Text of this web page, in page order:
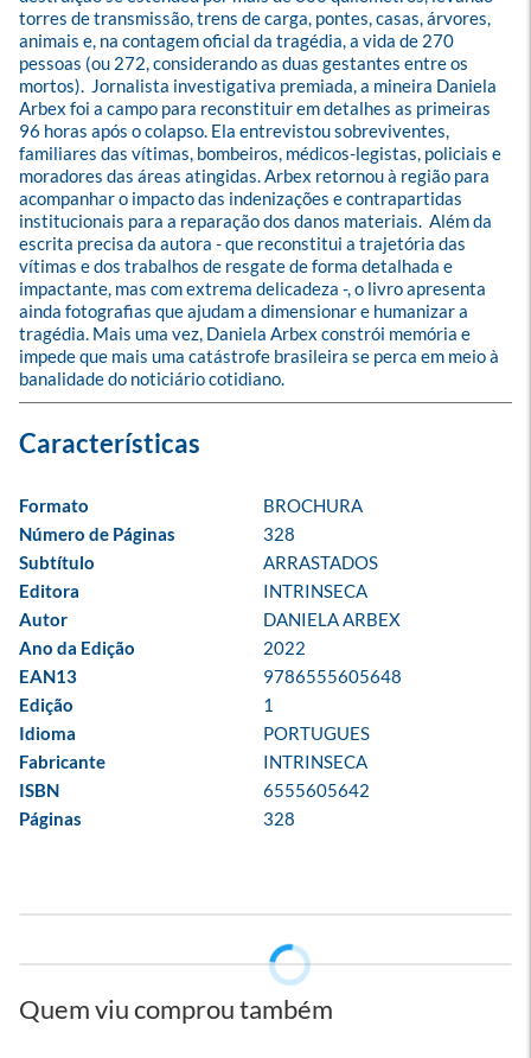
torres de transmissão, trens de carga, pontes, casas, árvores,
animais e, na contagem oficial da tragédia, a vida de 270
pessoas (ou 272, considerando as duas gestantes entre os
mortos).  Jornalista investigativa premiada, a mineira Daniela
Arbex foi a campo para reconstituir em detalhes as primeiras
96 horas após o colapso. Ela entrevistou sobreviventes,
familiares das vítimas, bombeiros, médicos-legistas, policiais e
moradores das áreas atingidas. Arbex retornou à região para
acompanhar o impacto das indenizações e contrapartidas
institucionais para a reparação dos danos materiais.  Além da
escrita precisa da autora - que reconstitui a trajetória das
vítimas e dos trabalhos de resgate de forma detalhada e
impactante, mas com extrema delicadeza -, o livro apresenta
ainda fotografias que ajudam a dimensionar e humanizar a
tragédia. Mais uma vez, Daniela Arbex constrói memória e
impede que mais uma catástrofe brasileira se perca em meio à
banalidade do noticiário cotidiano.
Formato
BROCHURA
Número de Páginas
328
Subtítulo
ARRASTADOS
Editora
INTRINSECA
Autor
DANIELA ARBEX
Ano da Edição
2022
EAN13
9786555605648
Edição
1
Idioma
PORTUGUES
Fabricante
INTRINSECA
ISBN
6555605642
Páginas
328
Quem viu comprou também